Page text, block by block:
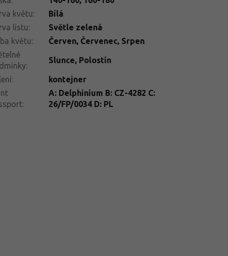
květu:
Bílá
listu:
Světle zelená
květu: Červen, Červenec, Srpen
:
Slunce, Polostín
:
kontejner
:
A: Delphinium B: CZ-4282 C:
26/FP/0034 D: PL